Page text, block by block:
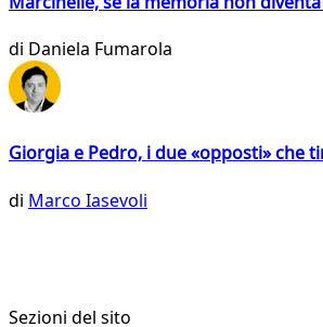
di Daniela Fumarola
Giorgia e Pedro, i due «opposti» che
di Marco Iasevoli
Sezioni del sito